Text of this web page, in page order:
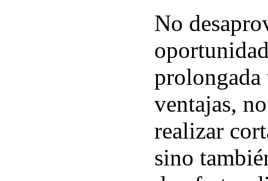
No
prolongada
ventajas,
realizar
sino